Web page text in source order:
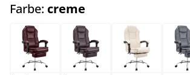
Farbe: creme
bordeauxrotbraun creme